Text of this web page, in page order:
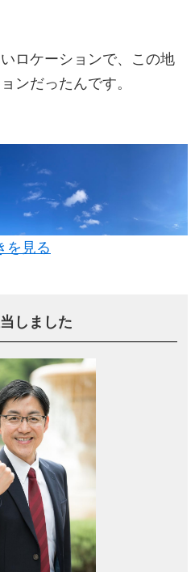
ロケーションで、この地
ンだったんです。
したが、私たち兄弟はそ
いていたため、誰もそこ
した。
ンを売却して3人で分け合
を見る
しました